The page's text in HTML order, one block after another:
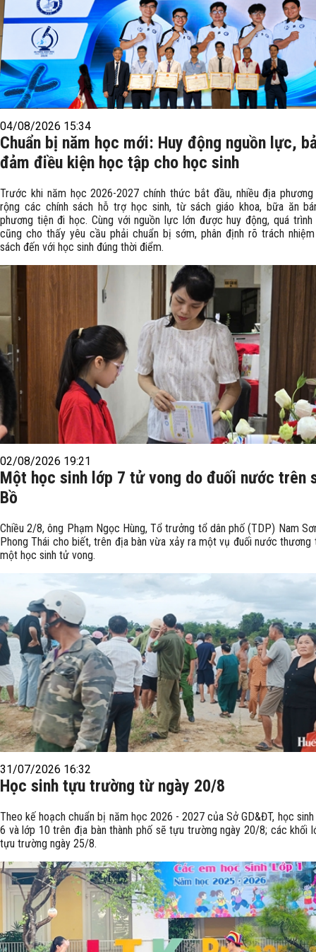
04/08/2026 15:34
Chuẩn bị năm học mới: Huy động nguồn lực,
đảm điều kiện học tập cho học sinh
Trước khi năm học 2026-2027 chính thức bắt đầu, nhiều địa
rộng các chính sách hỗ trợ học sinh, từ sách giáo khoa, bữa ăn
phương tiện đi học. Cùng với nguồn lực lớn được huy động, quá trình
cũng cho thấy yêu cầu phải chuẩn bị sớm, phân định rõ trách
sách đến với học sinh đúng thời điểm.
02/08/2026 19:21
Một học sinh lớp 7 tử vong do đuối nước trên
Bồ
Chiều 2/8, ông Phạm Ngọc Hùng, Tổ trưởng tổ dân phố (TDP) Nam
Phong Thái cho biết, trên địa bàn vừa xảy ra một vụ đuối nước thương
một học sinh tử vong.
31/07/2026 16:32
Học sinh tựu trường từ ngày 20/8
Theo kế hoạch chuẩn bị năm học 2026 - 2027 của Sở GD&ĐT, học
6 và lớp 10 trên địa bàn thành phố sẽ tựu trường ngày 20/8; các khối
tựu trường ngày 25/8.